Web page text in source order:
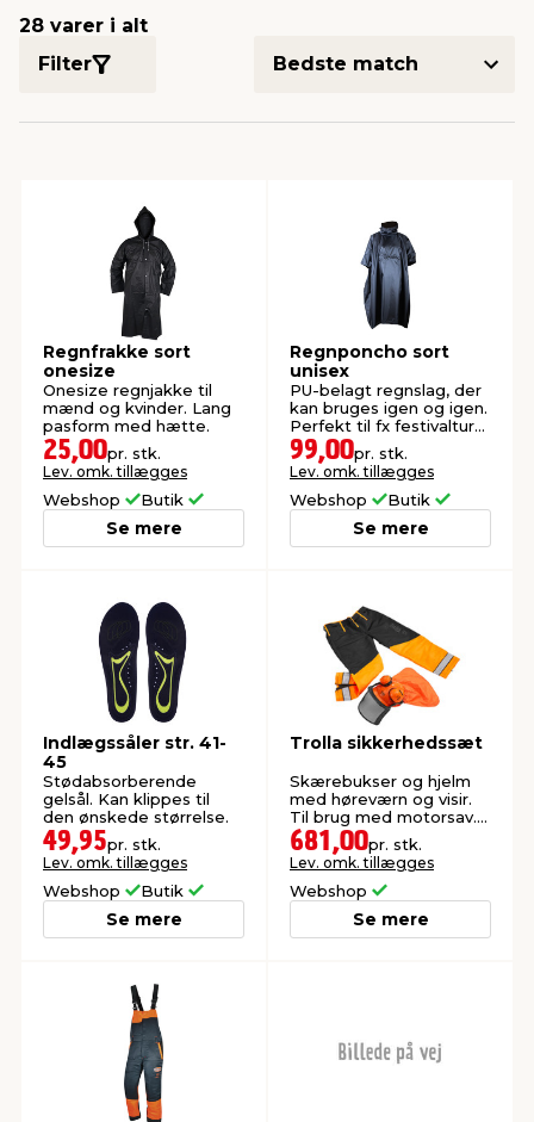
& ukrudt
& persienner
& standere
& syltning
kloak
& spande
underholdning
28 varer i alt
Filter
Regnfrakke sort
onesize
Onesize regnjakke til
mænd og kvinder. Lang
pasform med hætte.
25,00pr. stk.
Lev. omk. tillægges
Webshop Butik
Se mere
Regnponcho sort
unisex
PU-belagt regnslag, der
kan bruges igen og igen.
Perfekt til fx festivalture
eller til at have i bilen.
99,00pr. stk.
Lev. omk. tillægges
Webshop Butik
Se mere
Indlægssåler str. 41-
45
Stødabsorberende
gelsål. Kan klippes til
den ønskede størrelse.
49,95pr. stk.
Lev. omk. tillægges
Webshop Butik
Se mere
Trolla sikkerhedssæt
Skærebukser og hjelm
med høreværn og visir.
Til brug med motorsav.
Onesize. Justerbart op til
XL.
681,00pr. stk.
Lev. omk. tillægges
Webshop
Se mere